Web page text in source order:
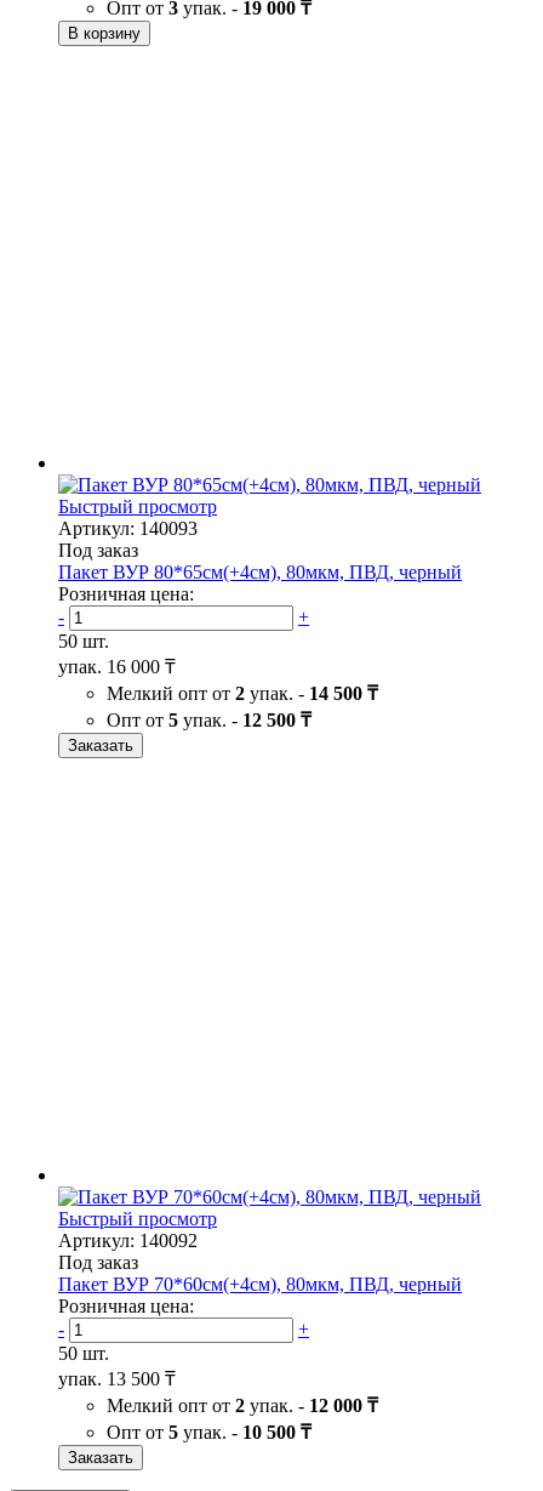
Опт от 3 упак. - 19 000 ₸
В корзину
Быстрый просмотр
Артикул: 140093
Под заказ
Пакет ВУР 80*65см(+4см), 80мкм, ПВД, черный
Розничная цена:
-
+
50 шт.
упак. 16 000 ₸
Мелкий опт от 2 упак. - 14 500 ₸
Опт от 5 упак. - 12 500 ₸
Заказать
Быстрый просмотр
Артикул: 140092
Под заказ
Пакет ВУР 70*60см(+4см), 80мкм, ПВД, черный
Розничная цена:
-
+
50 шт.
упак. 13 500 ₸
Мелкий опт от 2 упак. - 12 000 ₸
Опт от 5 упак. - 10 500 ₸
Заказать